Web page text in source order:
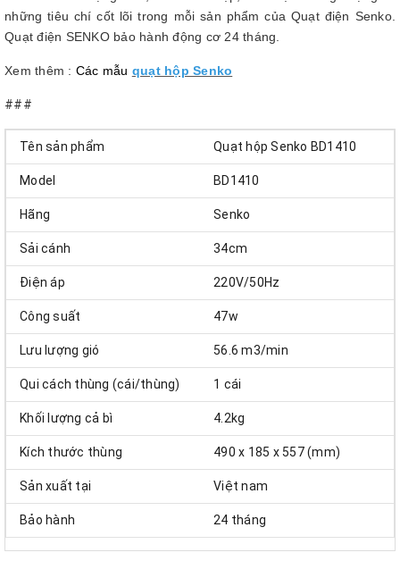
những tiêu chí cốt lõi trong mỗi sản phẩm của Quạt điện Senko.
Quạt điện SENKO bảo hành động cơ 24 tháng.
Xem thêm : Các mẫu quạt hộp Senko
###
Tên sản phẩm Quạt hộp Senko BD1410
Model BD1410
Hãng Senko
Sải cánh 34cm
Điện áp 220V/50Hz
Công suất 47w
Lưu lượng gió 56.6 m3/min
Qui cách thùng (cái/thùng) 1 cái
Khối lượng cả bì 4.2kg
Kích thước thùng 490 x 185 x 557 (mm)
Sản xuất tại Việt nam
Bảo hành 24 tháng